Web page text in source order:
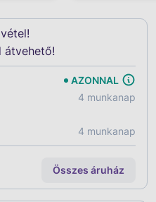
átvehető!
AZONNAL
4 munkanap
4 munkanap
Összes áruház